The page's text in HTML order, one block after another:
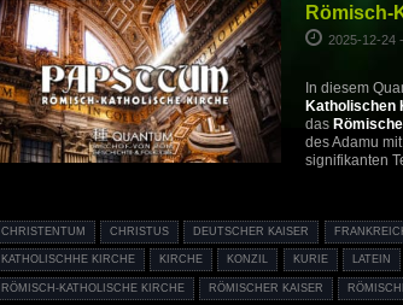
Römisch-
2025-12-24
In diesem
Katholischen
das
des Adamu
signifikanten
CHRISTENTUM CHRISTUS DEUTSCHER KAISER
KATHOLISCHHE KIRCHE KIRCHE KONZIL KURIE LATEIN
RÖMISCH-KATHOLISCHE KIRCHE RÖMISCHER KAISER